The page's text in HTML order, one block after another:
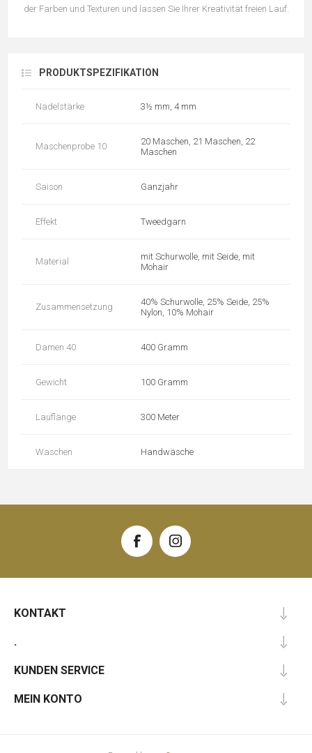
der Farben und Texturen und lassen Sie Ihrer Kreativität freien Lauf.
PRODUKTSPEZIFIKATION
Nadelstärke 3½ mm, 4 mm
Maschenprobe 10
20 Maschen, 21 Maschen, 22
Maschen
Saison Ganzjahr
Effekt Tweedgarn
Material
mit Schurwolle, mit Seide, mit
Mohair
Zusammensetzung
40% Schurwolle, 25% Seide, 25%
Nylon, 10% Mohair
Damen 40 400 Gramm
Gewicht 100 Gramm
Lauflänge 300 Meter
Waschen Handwäsche
KONTAKT
.
KUNDEN SERVICE
MEIN KONTO